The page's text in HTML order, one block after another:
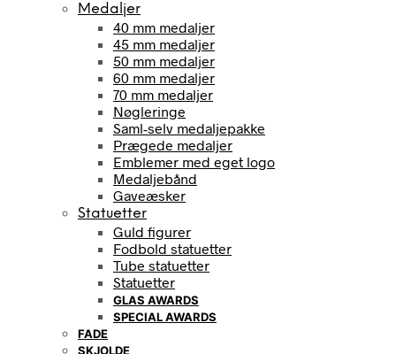
Medaljer
40 mm medaljer
45 mm medaljer
50 mm medaljer
60 mm medaljer
70 mm medaljer
Nøgleringe
Saml-selv medaljepakke
Prægede medaljer
Emblemer med eget logo
Medaljebånd
Gaveæsker
Statuetter
Guld figurer
Fodbold statuetter
Tube statuetter
Statuetter
GLAS AWARDS
SPECIAL AWARDS
FADE
SKJOLDE